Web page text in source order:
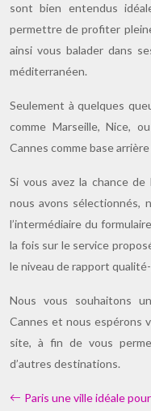
sont bien entendus
permettre de profiter
ainsi vous balader dans
méditerranéen.
Seulement à quelques
comme Marseille, Nice,
Cannes comme base
Si vous avez la chance
nous avons sélectionnés,
l’intermédiaire du
la fois sur le service
le niveau de rapport
Nous vous souhaitons
Cannes et nous espérons
site, à fin de vous
d’autres destinations.
Paris une ville idéale